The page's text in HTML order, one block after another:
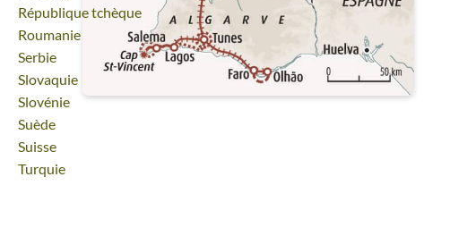
Voyage
République tchèque
Voyage
Roumanie
Voyage
Serbie
Voyage
Slovaquie
Voyage
Slovénie
Voyage
Suède
Voyage
Suisse
Voyage
Turquie